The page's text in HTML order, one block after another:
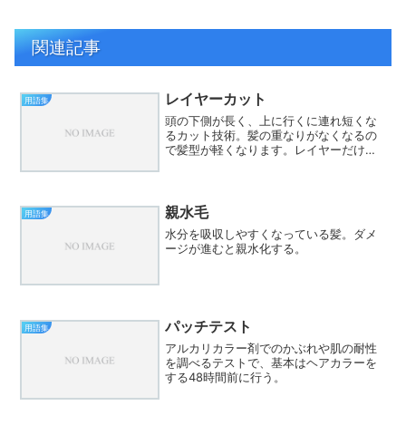
関連記事
用語集 レイヤーカット
頭の下側が長く、上に行くに連れ短くな
るカット技術。髪の重なりがなくなるの
で髪型が軽くなります。レイヤーだけで
用語集 親水毛
水分を吸収しやすくなっている髪。ダメ
ージが進むと親水化する。
用語集 パッチテスト
アルカリカラー剤でのかぶれや肌の耐性
を調べるテストで、基本はヘアカラーを
する48時間前に行う。